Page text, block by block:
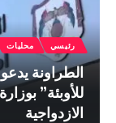
رئيسي محليات
الطراونة
للأوبئة”
الازدواجية